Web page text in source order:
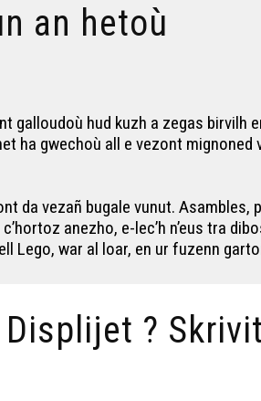
an hetoù
galloudoù hud kuzh a zegas
ha gwechoù all e vezont
da vezañ bugale vunut.
anezho, e-lec’h n’eus tra
Lego, war al loar, en ur fuzenn
?